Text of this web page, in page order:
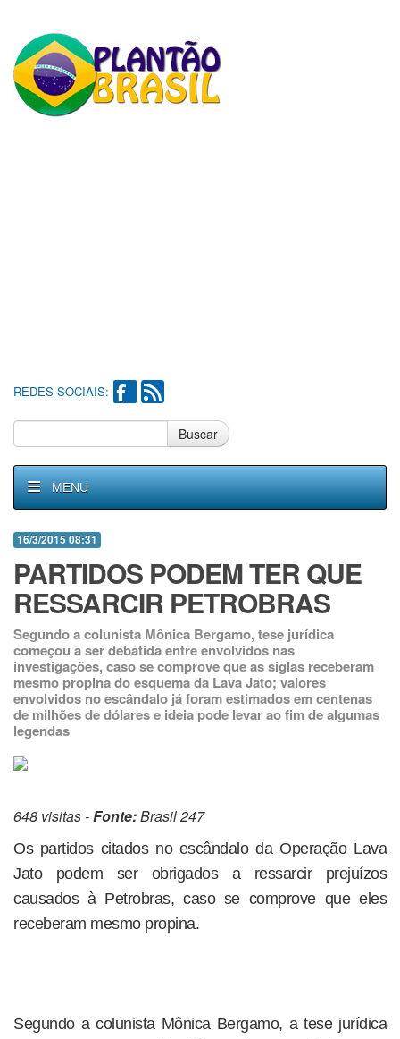
REDES SOCIAIS:
Buscar
MENU
16/3/2015 08:31
PARTIDOS PODEM TER QUE
RESSARCIR PETROBRAS
Segundo a colunista Mônica Bergamo, tese jurídica
começou a ser debatida entre envolvidos nas
investigações, caso se comprove que as siglas receberam
mesmo propina do esquema da Lava Jato; valores
envolvidos no escândalo já foram estimados em centenas
de milhões de dólares e ideia pode levar ao fim de algumas
legendas
648 visitas -Fonte:Brasil 247
Os partidos citados no escândalo da Operação Lava
Jato podem ser obrigados a ressarcir prejuízos
causados à Petrobras, caso se comprove que eles
receberam mesmo propina.
Segundo a colunista Mônica Bergamo, a tese jurídica